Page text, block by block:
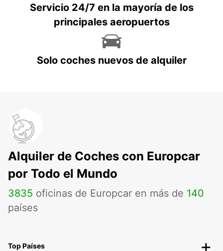
Servicio 24/7 en la mayoría de los
principales aeropuertos
Solo coches nuevos de alquiler
Alquiler de Coches con Europcar
por Todo el Mundo
3835 oficinas de Europcar en más de 140
países
Top Países